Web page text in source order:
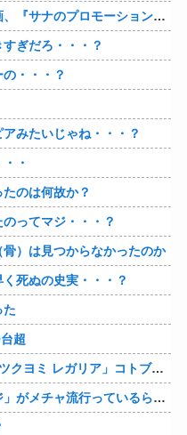
【速報】高市首相の被災地視察動画、『サナのプロモーションビデオ』すぎて炎上
ぎだろ・・・？
・・・？
みたいじゃね・・・？
・
のは何故か？
ってマジ・・・？
）は見つからなかったのか
死ぬの史実・・・？
た
超
「メガミデバイス 皇巫（オウブ） ツクヨミ レガリア」コトブキヤデビュー…
今、中高生たちの間で「サウダージ」がメチャ流行っているらしい